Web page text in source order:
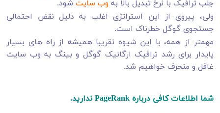
جلب ترافیک با نرخ تبدیل بالا به وب‌ سایت شود.
ولی، پیروی از این استراتژی اغلب به دلیل نقض احتمالی
جستجوی گوگل خطرناک است.
مهمتر از همه، با این شیوه تقریبا همیشه از راه های بسیار
پایدار برای رشد ترافیک ارگانیک گوگل و بینگ به وب سایت
غافل و منحرف خواهیم شد.
شما اطلاعات کافی درباره PageRank ندارید.